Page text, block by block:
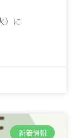
）に
新着情報